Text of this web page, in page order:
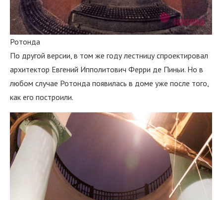
Ротонда
По другой версии, в том же году лестницу спроектировал
архитектор Евгений Ипполитович Ферри де Пиньи. Но в
любом случае Ротонда появилась в доме уже после того,
как его построили.